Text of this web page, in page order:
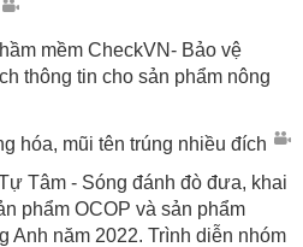
mềm CheckVN- Bảo vệ
thông tin cho sản phẩm nông
hóa, mũi tên trúng nhiều đích
Tâm - Sóng đánh đò đưa, khai
phẩm OCOP và sản phẩm
Anh năm 2022. Trình diễn nhóm